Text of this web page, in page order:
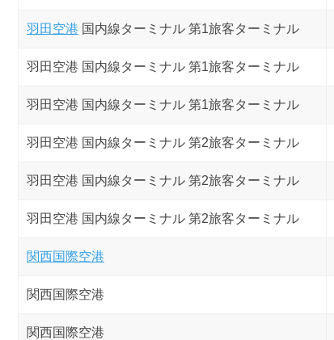
羽田空港 国内線ターミナル 第1旅客ターミナル
羽田空港 国内線ターミナル 第1旅客ターミナル
羽田空港 国内線ターミナル 第1旅客ターミナル
羽田空港 国内線ターミナル 第2旅客ターミナル
羽田空港 国内線ターミナル 第2旅客ターミナル
羽田空港 国内線ターミナル 第2旅客ターミナル
関西国際空港
関西国際空港
関西国際空港